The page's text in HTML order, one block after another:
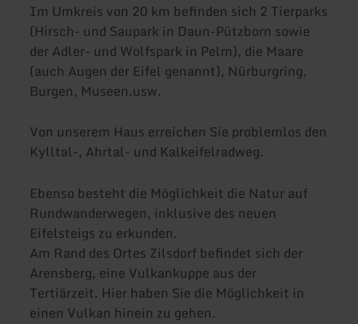
Im Umkreis von 20 km befinden sich 2 Tierparks
(Hirsch- und Saupark in Daun-Pützborn sowie
der Adler- und Wolfspark in Pelm), die Maare
(auch Augen der Eifel genannt), Nürburgring,
Burgen, Museen.usw.
Von unserem Haus erreichen Sie problemlos den
Kylltal-, Ahrtal- und Kalkeifelradweg.
Ebenso besteht die Möglichkeit die Natur auf
Rundwanderwegen, inklusive des neuen
Eifelsteigs zu erkunden.
Am Rand des Ortes Zilsdorf befindet sich der
Arensberg, eine Vulkankuppe aus der
Tertiärzeit. Hier haben Sie die Möglichkeit in
einen Vulkan hinein zu gehen.